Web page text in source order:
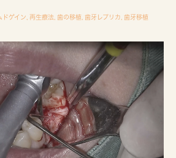
ドゲイン 再生療法 歯の移植 歯牙レプリカ 歯牙移植